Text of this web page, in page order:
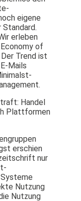
eigene
Standard.
erleben
of
Trend ist
Mails
Handel
Plattformen
erschien
nur
Nutzung
Nutzung